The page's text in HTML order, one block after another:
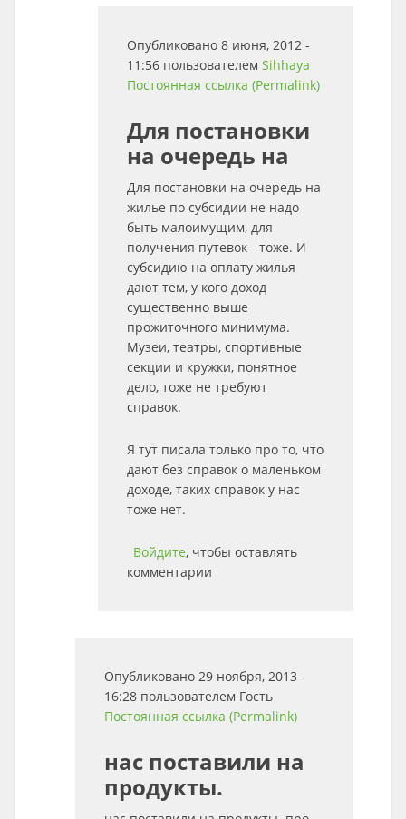
Опубликовано 8 июня, 2012 -
11:56 пользователем Sihhaya
Постоянная ссылка (Permalink)
Для постановки
на очередь на
Для постановки на очередь на
жилье по субсидии не надо
быть малоимущим, для
получения путевок - тоже. И
субсидию на оплату жилья
дают тем, у кого доход
существенно выше
прожиточного минимума.
Музеи, театры, спортивные
секции и кружки, понятное
дело, тоже не требуют
справок.
Я тут писала только про то, что
дают без справок о маленьком
доходе, таких справок у нас
тоже нет.
Войдите, чтобы оставлять
комментарии
Опубликовано 29 ноября, 2013 -
16:28 пользователем Гость
Постоянная ссылка (Permalink)
нас поставили на
продукты.